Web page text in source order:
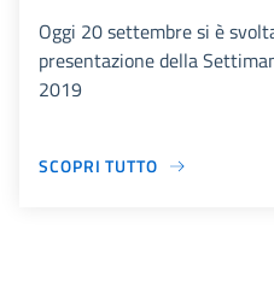
Oggi 20 settembre si è
presentazione della
2019
SCOPRI TUTTO